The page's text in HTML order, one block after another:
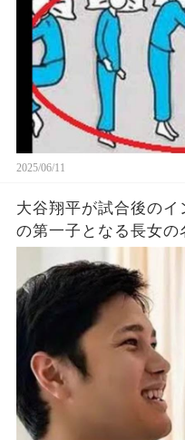
2025/06/11
大谷翔平が試合後のイ
の第一子となる長女の
題に！山本由伸や佐